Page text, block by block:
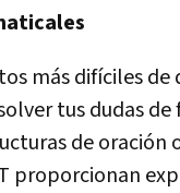
más difíciles
tus dudas
de oración
proporcionan